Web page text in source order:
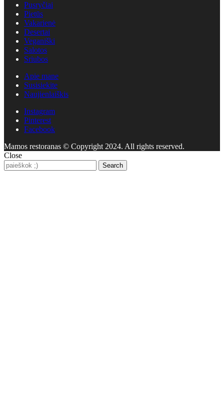
Pusryčiai
Pietūs
Vakarienė
Desertai
Veganiški
Salotos
Sriubos
Apie mane
Susisiekite
Naujienlaiškis
Instagram
Pinterest
Facebook
Mamos restoranas © Copyright 2024. All rights reserved.
Close
Search
for:
Search